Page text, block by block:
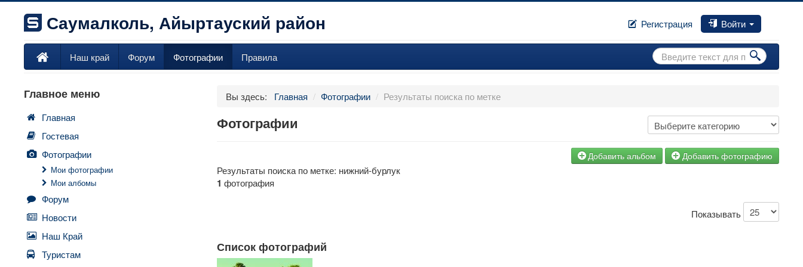
Саумалколь, Айыртауский район Регистрация Войти
Наш край Форум Фотографии Правила Искать...
Главное меню
Главная
Гостевая
Фотографии
Мои фотографии
Мои албомы
Форум
Новости
Наш Край
Туристам
Вы здесь: Главная / Фотографии / Результаты поиска по метке
Фотографии
Добавить альбом Добавить фотографию
Результаты поиска по метке: нижний-бурлук
1 фотография
Показывать
Список фотографий